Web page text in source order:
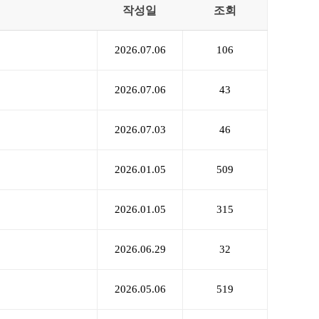
작성일 조회
2026.07.06 106
2026.07.06 43
2026.07.03 46
2026.01.05 509
2026.01.05 315
2026.06.29 32
2026.05.06 519